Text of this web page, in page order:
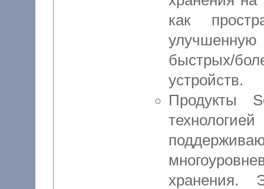
как
улучшенную
быстрых/
устройств.
Продукты
хранения.